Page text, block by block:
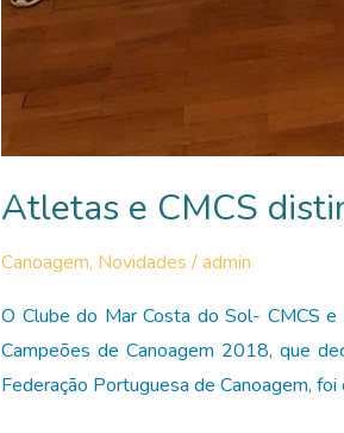
Atletas e CMCS
Canoagem, Novidades /admin
O Clube do Mar Costa do Sol- CMCS
Campeões de Canoagem 2018, que
Federação Portuguesa de Canoagem,